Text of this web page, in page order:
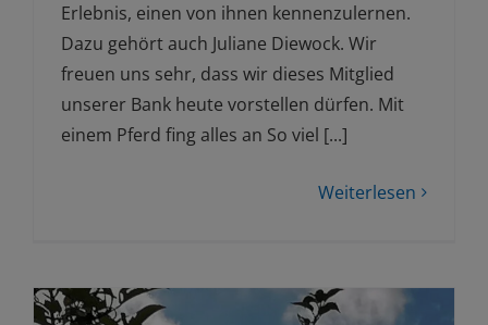
Erlebnis, einen von ihnen kennenzulernen.
Dazu gehört auch Juliane Diewock. Wir
freuen uns sehr, dass wir dieses Mitglied
unserer Bank heute vorstellen dürfen. Mit
einem Pferd fing alles an So viel [...]
Weiterlesen